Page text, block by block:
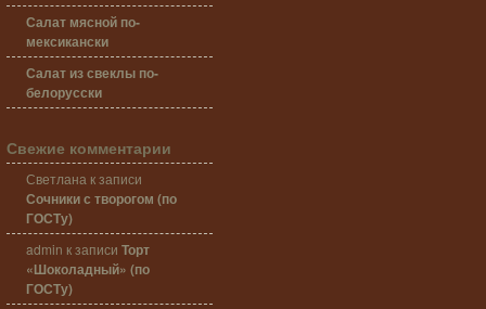
Салат мясной по-
мексикански
Салат из свеклы по-
белорусски
Свежие комментарии
Светлана к записи
Сочники с творогом (по
ГОСТу)
admin к записи Торт
«Шоколадный» (по
ГОСТу)